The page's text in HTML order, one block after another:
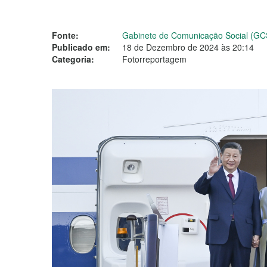
Fonte:
Gabinete de Comunicação Social
Publicado em:
18 de Dezembro de 2024 às 20:14
Categoria:
Fotorreportagem